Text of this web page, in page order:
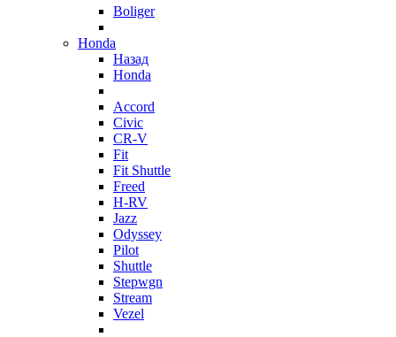
Boliger
Honda
Назад
Honda
Accord
Civic
CR-V
Fit
Fit Shuttle
Freed
H-RV
Jazz
Odyssey
Pilot
Shuttle
Stepwgn
Stream
Vezel